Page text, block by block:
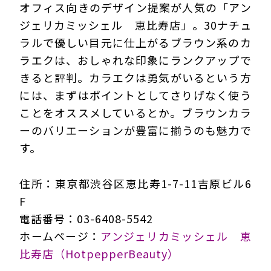
オフィス向きのデザイン提案が人気の「アン
ジェリカミッシェル 恵比寿店」。30ナチュ
ラルで優しい目元に仕上がるブラウン系のカ
ラエクは、おしゃれな印象にランクアップで
きると評判。カラエクは勇気がいるという方
には、まずはポイントとしてさりげなく使う
ことをオススメしているとか。ブラウンカラ
ーのバリエーションが豊富に揃うのも魅力で
す。
住所：東京都渋谷区恵比寿1-7-11吉原ビル6
F
電話番号：03-6408-5542
ホームページ： アンジェリカミッシェル 恵
比寿店（HotpepperBeauty）